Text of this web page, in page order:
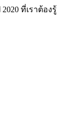
ที่เราต้องรู้